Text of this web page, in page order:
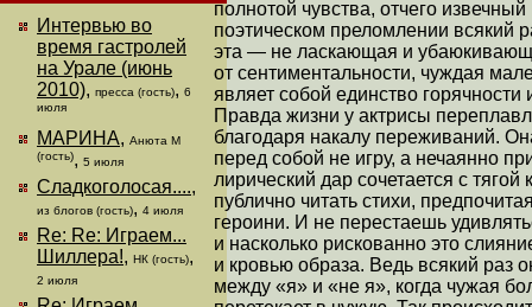
Интервью во
время гастролей
на Урале (июнь
2010), пресса (гость), 6
июля
МАРИНА, Анюта М
(гость), 5 июля
Сладкоголосая....,
из блогов (гость), 4 июля
Re: Re: Играем...
Шиллера!, НК (гость),
2 июля
полнотой чувства, отчего
поэтическом преломлении всякий
эта — не ласкающая и
от сентиментальности, чуждая
являет собой единство
Правда жизни у актрисы
благодаря накалу переживаний.
перед собой не игру, а нечаянно
лирический дар сочетается с
публично читать стихи,
героини. И не перестаешь
и насколько рискованно это
и кровью образа. Ведь всякий раз
между «я» и «не я», когда чужая